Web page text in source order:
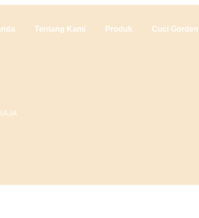
Tentang Kami Produk Cuci Gorden